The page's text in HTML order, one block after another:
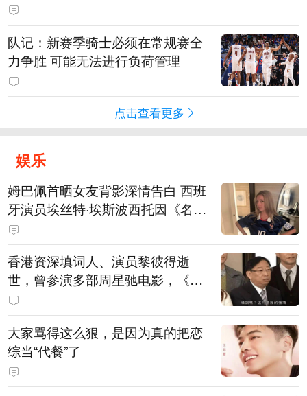
队记：新赛季骑士必须在常规赛全
力争胜 可能无法进行负荷管理
点击查看更多
娱乐
姆巴佩首晒女友背影深情告白 西班
牙演员埃丝特·埃斯波西托因《名校
风暴》走红
香港资深填词人、演员黎彼得逝
世，曾参演多部周星驰电影，《财
神到》由他填词
大家骂得这么狠，是因为真的把恋
综当“代餐”了